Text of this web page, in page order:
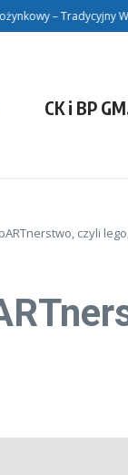
– Tradycyjny
CK i BP
czyli